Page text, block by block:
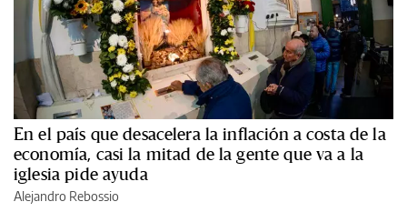
En el país que desacelera la inflación a costa de la
economía, casi la mitad de la gente que va a la
iglesia pide ayuda
Alejandro Rebossio